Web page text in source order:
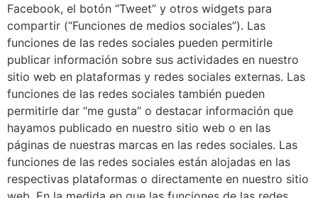
Facebook, el botón “Tweet” y otros widgets para
compartir (“Funciones de medios sociales”). Las
funciones de las redes sociales pueden permitirle
publicar información sobre sus actividades en nuestro
sitio web en plataformas y redes sociales externas. Las
funciones de las redes sociales también pueden
permitirle dar “me gusta” o destacar información que
hayamos publicado en nuestro sitio web o en las
páginas de nuestras marcas en las redes sociales. Las
funciones de las redes sociales están alojadas en las
respectivas plataformas o directamente en nuestro sitio